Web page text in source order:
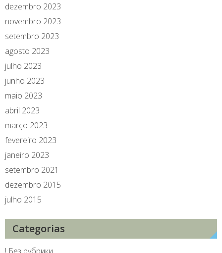
dezembro 2023
novembro 2023
setembro 2023
agosto 2023
julho 2023
junho 2023
maio 2023
abril 2023
março 2023
fevereiro 2023
janeiro 2023
setembro 2021
dezembro 2015
julho 2015
Categorias
! Без рубрики